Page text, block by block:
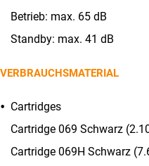
Betrieb: max. 65 dB
Standby: max. 41 dB
VERBRAUCHSMATERIAL
Cartridges
Cartridge 069 Schwarz
Cartridge 069H Schwarz